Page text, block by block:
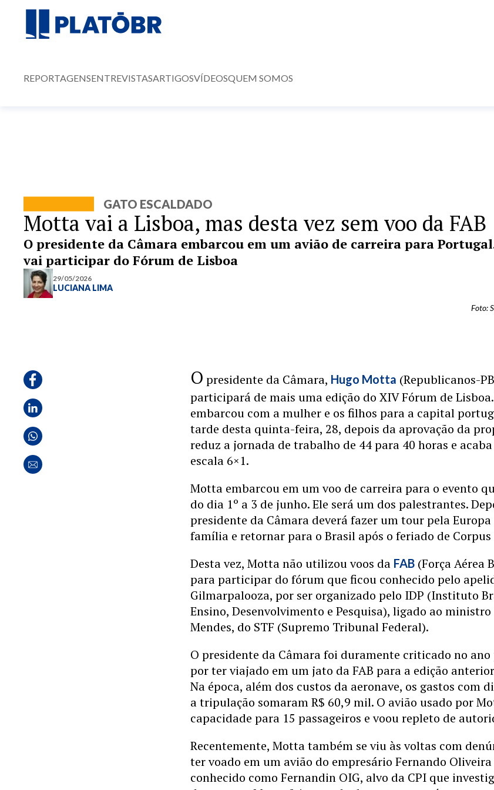
REPORTAGENSENTREVISTASARTIGOSVÍDEOSQUEM SOMOS
GATO ESCALDADO
Motta vai a Lisboa, mas desta vez sem voo da FAB
O presidente da Câmara embarcou em um avião de carreira para
vai participar do Fórum de Lisboa
29/05/2026
LUCIANA LIMA
Foto:
O presidente da Câmara, Hugo Motta (Republicanos-
participará de mais uma edição do XIV Fórum de
embarcou com a mulher e os filhos para a capital
tarde desta quinta-feira, 28, depois da aprovação da
reduz a jornada de trabalho de 44 para 40 horas e
escala 6×1.
Motta embarcou em um voo de carreira para o evento
do dia 1º a 3 de junho. Ele será um dos palestrantes.
presidente da Câmara deverá fazer um tour pela Europa
família e retornar para o Brasil após o feriado de
Desta vez, Motta não utilizou voos da FAB (Força Aérea
para participar do fórum que ficou conhecido pelo
Gilmarpalooza, por ser organizado pelo IDP (Instituto
Ensino, Desenvolvimento e Pesquisa), ligado ao
Mendes, do STF (Supremo Tribunal Federal).
O presidente da Câmara foi duramente criticado no ano
por ter viajado em um jato da FAB para a edição
Na época, além dos custos da aeronave, os gastos com
a tripulação somaram R$ 60,9 mil. O avião usado por
capacidade para 15 passageiros e voou repleto de
Recentemente, Motta também se viu às voltas com
ter voado em um avião do empresário Fernando
conhecido como Fernandin OIG, alvo da CPI que